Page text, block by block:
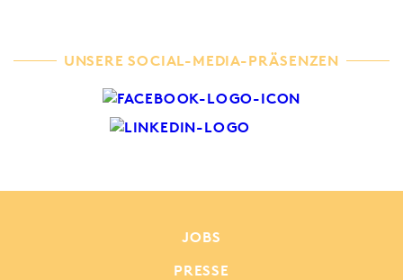
UNSERE SOCIAL-MEDIA-PRÄSENZEN
JOBS
PRESSE